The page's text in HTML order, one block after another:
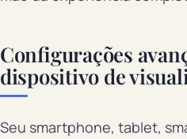
Configurações
dispositivo de
Seu smartphone, tablet,